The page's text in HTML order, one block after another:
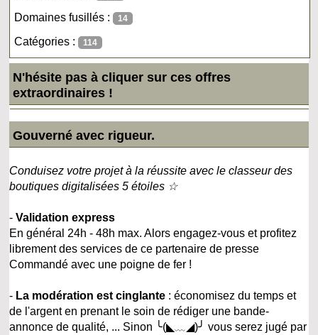
Domaines fusillés : 14
Catégories : 114
N'hésite pas à cliquer sur ces offres
extraordinaires !
Gouverné avec rigueur.
Conduisez votre projet à la réussite avec le classeur des
boutiques digitalisées 5 étoiles ☆
-Validation express
En général 24h - 48h max. Alors engagez-vous et profitez
librement des services de ce partenaire de presse
Commandé avec une poigne de fer !
- La modération est cinglante : économisez du temps et
de l'argent en prenant le soin de rédiger une bande-
annonce de qualité, ... Sinon ╰(◣﹏◢)╯ vous serez jugé par